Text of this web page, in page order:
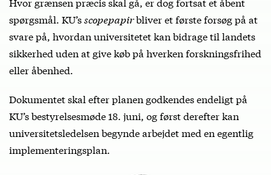
spørgsmål. KU’sscopepapirbliver et første forsøg på at
svare på, hvordan universitetet kan bidrage til landets
sikkerhed uden at give køb på hverken forskningsfrihed
eller åbenhed.
Dokumentet skal efter planen godkendes endeligt på
KU’s bestyrelsesmøde 18. juni, og først derefter kan
universitetsledelsen begynde arbejdet med en egentlig
implementeringsplan.